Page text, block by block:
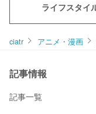
ライフスタイ
ciatr アニメ・漫画
記事情報
記事一覧